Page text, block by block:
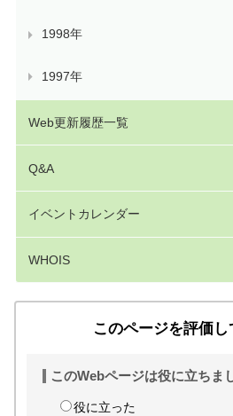
1998年
1997年
Web更新履歴一覧
Q&A
イベントカレンダー
WHOIS
このページを評価
このWebページは役に立ちま
役に立った